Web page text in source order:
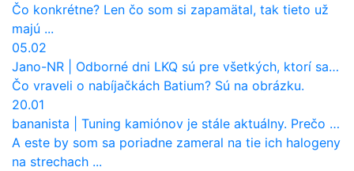
Čo konkrétne? Len čo som si zapamätal, tak tieto už
majú ...
05.02
Jano-NR
Odborné dni LKQ sú pre všetkých, ktorí sa chcú dozvedieť niečo viac
Čo vraveli o nabíjačkách Batium? Sú na obrázku.
20.01
bananista
Tuning kamiónov je stále aktuálny. Prečo nevyhynul ako pri osobákoch?
A este by som sa poriadne zameral na tie ich halogeny
na strechach ...